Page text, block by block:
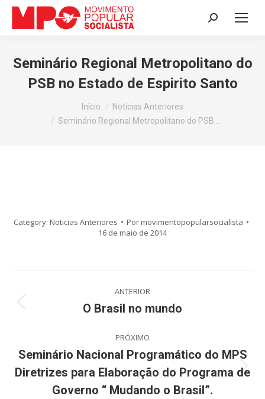
Search:
Seminário Regional Metropolitano do
PSB no Estado de Espirito Santo
Início
Noticias Anteriores
Seminário Regional Metropolitano do PSB…
Category: Noticias Anteriores Pormovimentopopularsocialista
16 de maio de 2014
de
ANTERIOR
Post
O Brasil no mundo
PRÓXIMO
Próximo
post:
Seminário Nacional Programático do MPS
Diretrizes para Elaboração do Programa de
Governo “ Mudando o Brasil”.